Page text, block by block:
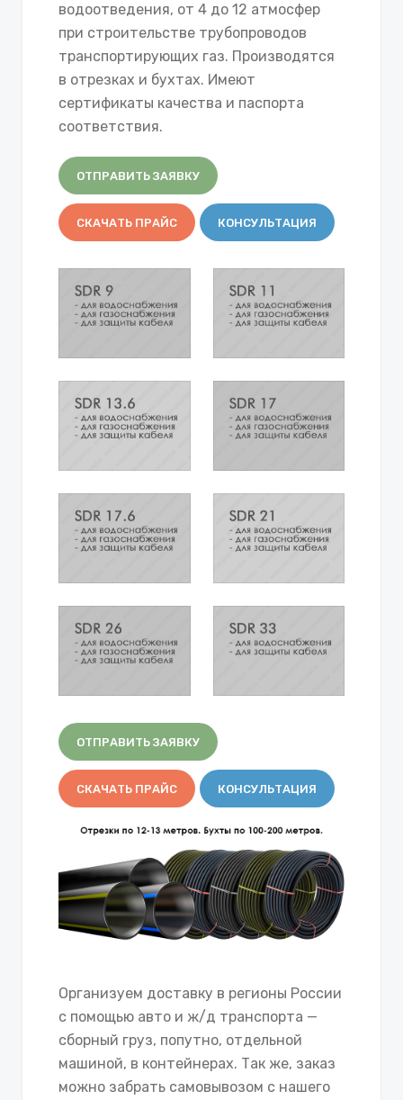
водоотведения, от 4 до 12 атмосфер
при строительстве трубопроводов
транспортирующих газ. Производятся
в отрезках и бухтах. Имеют
сертификаты качества и паспорта
соответствия.
ОТПРАВИТЬ ЗАЯВКУ
СКАЧАТЬ ПРАЙС КОНСУЛЬТАЦИЯ
ОТПРАВИТЬ ЗАЯВКУ
СКАЧАТЬ ПРАЙС КОНСУЛЬТАЦИЯ
Организуем доставку в регионы России
с помощью авто и ж/д транспорта —
сборный груз, попутно, отдельной
машиной, в контейнерах. Так же, заказ
можно забрать самовывозом с нашего